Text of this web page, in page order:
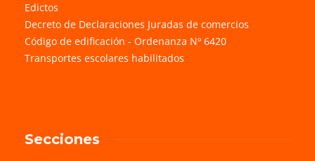
Edictos
Decreto de Declaraciones Juradas de comercios
Código de edificación - Ordenanza Nº 6420
Transportes escolares habilitados
Secciones